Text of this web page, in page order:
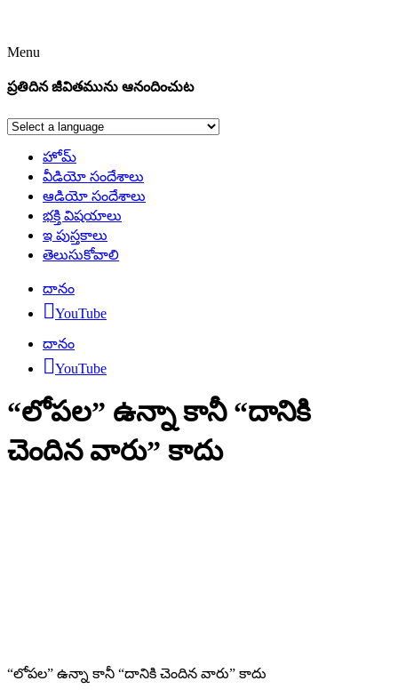
Menu
ప్రతిదిన జీవితమును ఆనందించుట
హోమ్
వీడియో సందేశాలు
ఆడియో సందేశాలు
భక్తి విషయాలు
ఇ పుస్తకాలు
తెలుసుకోవాలి
దానం
YouTube
దానం
YouTube
“లోపల” ఉన్నా కానీ “దానికి
చెందిన వారు” కాదు
“లోపల” ఉన్నా కానీ “దానికి చెందిన వారు” కాదు